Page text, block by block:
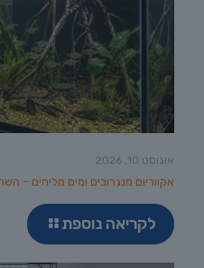
אוגוסט 10, 2026
אקווריום מנגרובים ומים מליחים –
לקריאה נוספת